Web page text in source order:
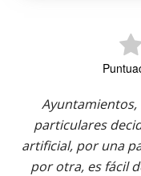
particulares
artificial, por una
por otra, es fácil